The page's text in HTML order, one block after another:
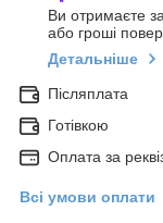
Ви отримаєте
або гроші
Детальніше
Післяплата
Готівкою
Оплата за
Всі умови оплати